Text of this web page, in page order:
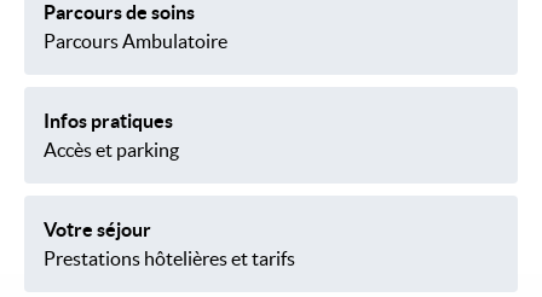
Parcours de soins
Parcours Ambulatoire
Infos pratiques
Accès et parking
Votre séjour
Prestations hôtelières et tarifs